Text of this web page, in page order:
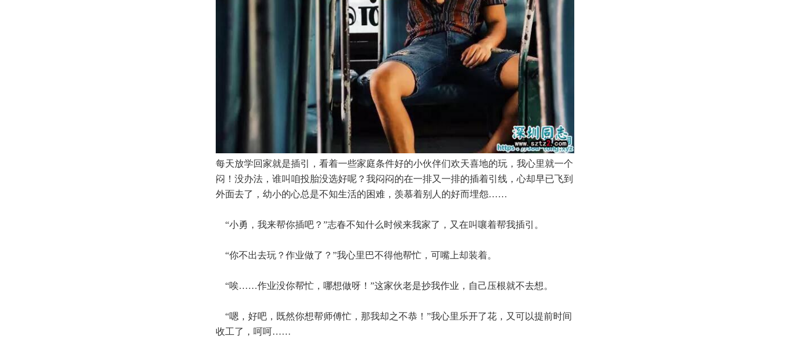
每天放学回家就是插引，看着一些家庭条件好的小伙伴们欢天喜地的玩，我心里就一个
闷！没办法，谁叫咱投胎没选好呢？我闷闷的在一排又一排的插着引线，心却早已飞到
外面去了，幼小的心总是不知生活的困难，羡慕着别人的好而埋怨……
“小勇，我来帮你插吧？”志春不知什么时候来我家了，又在叫嚷着帮我插引。
“你不出去玩？作业做了？”我心里巴不得他帮忙，可嘴上却装着。
“唉……作业没你帮忙，哪想做呀！”这家伙老是抄我作业，自己压根就不去想。
“嗯，好吧，既然你想帮师傅忙，那我却之不恭！”我心里乐开了花，又可以提前时间
收工了，呵呵……